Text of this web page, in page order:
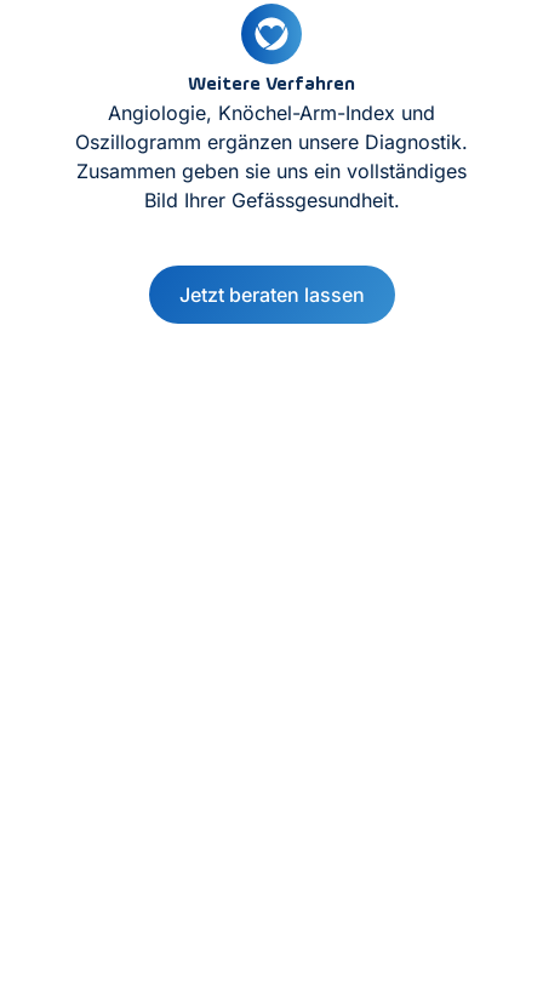
Weitere Verfahren
Angiologie, Knöchel-Arm-Index und
Oszillogramm ergänzen unsere Diagnostik.
Zusammen geben sie uns ein vollständiges
Bild Ihrer Gefässgesundheit.
Jetzt beraten lassen